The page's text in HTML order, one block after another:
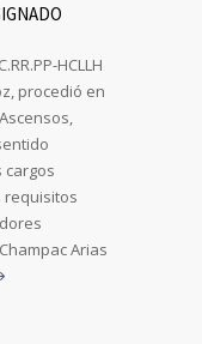
HCLLH
procedió en
cargos
requisitos
Arias